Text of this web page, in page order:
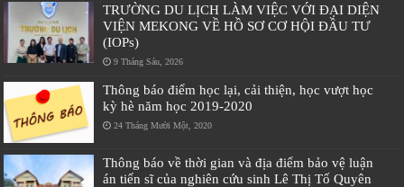
TRƯỜNG DU LỊCH LÀM VIỆC VỚI ĐẠI DIỆN
VIỆN MEKONG VỀ HỒ SƠ CƠ HỘI ĐẦU TƯ
(IOPs)
9 Tháng Sáu, 2026
Thông báo điểm học lại, cải thiện, học vượt học
kỳ hè năm học 2019-2020
24 Tháng Mười Một, 2020
Thông báo về thời gian và địa điểm bảo vệ luận
án tiến sĩ của nghiên cứu sinh Lê Thị Tố Quyên